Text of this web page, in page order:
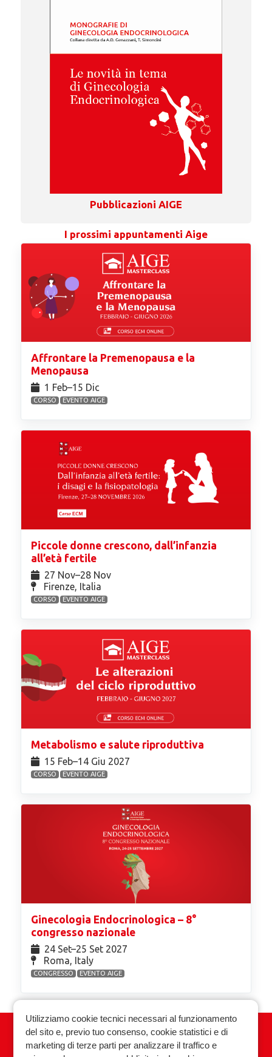
Pubblicazioni AIGE
I prossimi appuntamenti Aige
Affrontare la Premenopausa e la
Menopausa
1 Feb⁠–15 Dic
CORSO EVENTO AIGE
Piccole donne crescono, dall’infanzia
all’età fertile
27 Nov⁠–28 Nov
Firenze, Italia
CORSO EVENTO AIGE
Metabolismo e salute riproduttiva
15 Feb⁠–14 Giu 2027
CORSO EVENTO AIGE
Ginecologia Endocrinologica – 8°
congresso nazionale
24 Set⁠–25 Set 2027
Roma, Italy
CONGRESSO EVENTO AIGE
Associazione Italiana Ginecologia
Endocrinologica
Utilizziamo cookie tecnici necessari al funzionamento
del sito e, previo tuo consenso, cookie statistici e di
marketing di terze parti per analizzare il traffico e